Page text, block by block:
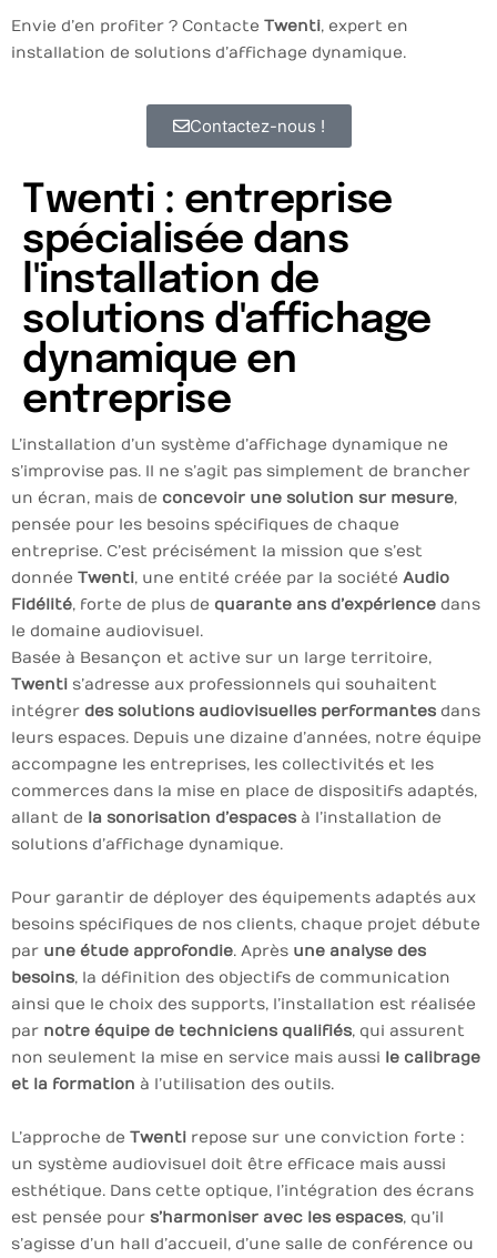
Envie d’en profiter ? Contacte Twenti, expert en
installation de solutions d’affichage dynamique.
Contactez-nous !
Twenti : entreprise
spécialisée dans
l'installation de
solutions d'affichage
dynamique en
entreprise
L’installation d’un système d’affichage dynamique ne
s’improvise pas. Il ne s’agit pas simplement de brancher
un écran, mais de concevoir une solution sur mesure,
pensée pour les besoins spécifiques de chaque
entreprise. C’est précisément la mission que s’est
donnée Twenti, une entité créée par la société Audio
Fidélité, forte de plus de quarante ans d’expérience dans
le domaine audiovisuel.
Basée à Besançon et active sur un large territoire,
Twenti s’adresse aux professionnels qui souhaitent
intégrer des solutions audiovisuelles performantes dans
leurs espaces. Depuis une dizaine d’années, notre équipe
accompagne les entreprises, les collectivités et les
commerces dans la mise en place de dispositifs adaptés,
allant de la sonorisation d’espaces à l’installation de
solutions d’affichage dynamique.
Pour garantir de déployer des équipements adaptés aux
besoins spécifiques de nos clients, chaque projet débute
par une étude approfondie. Après une analyse des
besoins, la définition des objectifs de communication
ainsi que le choix des supports, l’installation est réalisée
par notre équipe de techniciens qualifiés, qui assurent
non seulement la mise en service mais aussi le calibrage
et la formation à l’utilisation des outils.
L’approche de Twenti repose sur une conviction forte :
un système audiovisuel doit être efficace mais aussi
esthétique. Dans cette optique, l’intégration des écrans
est pensée pour s’harmoniser avec les espaces, qu’il
s’agisse d’un hall d’accueil, d’une salle de conférence ou